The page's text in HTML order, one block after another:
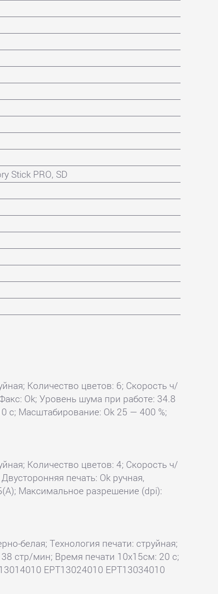
Stick PRO, SD
Количество цветов: 6; Скорость ч/
Ok; Уровень шума при работе: 34.8
с; Масштабирование: Ok 25 — 400 %;
Количество цветов: 4; Скорость ч/
печать: Ok ручная,
Максимальное разрешение (dpi):
белая; Технология печати: струйная;
стр/мин; Время печати 10x15см: 20 с;
EPT13024010 EPT13034010